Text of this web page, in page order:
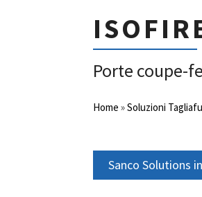
Porte coupe-
Home »Soluzioni
Sanco Solutions